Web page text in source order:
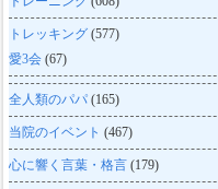
トレッキング (577)
愛3会 (67)
全人類のパパ (165)
当院のイベント (467)
心に響く言葉・格言 (179)